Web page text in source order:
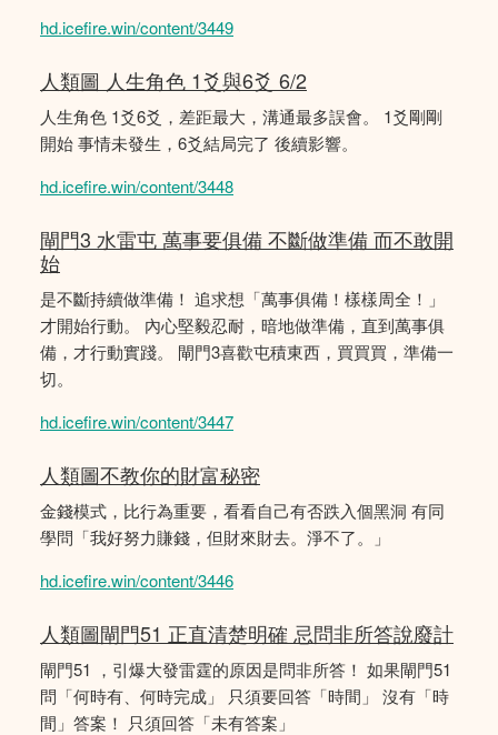
hd.icefire.win/content/3449
人類圖 人生角色 1爻與6爻 6/2
人生角色 1爻6爻，差距最大，溝通最多誤會。 1爻剛剛
開始 事情未發生，6爻結局完了 後續影響。
hd.icefire.win/content/3448
閘門3 水雷屯 萬事要俱備 不斷做準備 而不敢開
始
是不斷持續做準備！ 追求想「萬事俱備！樣樣周全！」
才開始行動。 內心堅毅忍耐，暗地做準備，直到萬事俱
備，才行動實踐。 閘門3喜歡屯積東西，買買買，準備一
切。
hd.icefire.win/content/3447
人類圖不教你的財富秘密
金錢模式，比行為重要，看看自己有否跌入個黑洞 有同
學問「我好努力賺錢，但財來財去。淨不了。」
hd.icefire.win/content/3446
人類圖閘門51 正直清楚明確 忌問非所答說廢計
閘門51 ，引爆大發雷霆的原因是問非所答！ 如果閘門51
問「何時有、何時完成」 只須要回答「時間」 沒有「時
間」答案！ 只須回答「未有答案」